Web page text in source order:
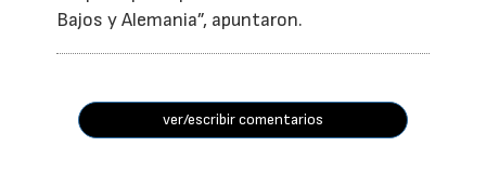
Bajos y Alemania”, apuntaron.
ver/escribir comentarios